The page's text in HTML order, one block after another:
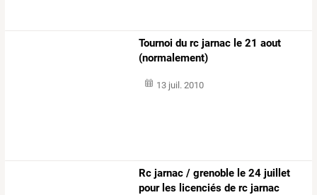
Tournoi du rc jarnac le 21 aout
(normalement)
13 juil. 2010
Rc jarnac / grenoble le 24 juillet
pour les licenciés de rc jarnac